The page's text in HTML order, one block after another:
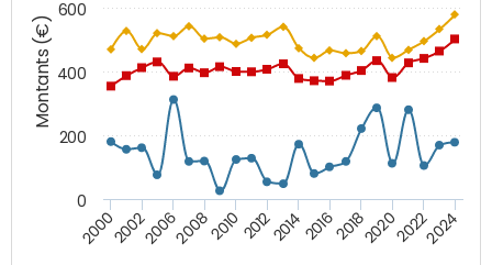
Montants (€)
20002002200620082010 2012201420162018202020222024
0
200
400
600